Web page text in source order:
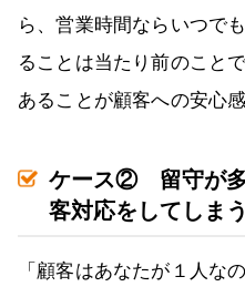
ら、営業時間ならいつで
ることは当たり前のこと
あることが顧客への安心
ケース② 留守が多
客対応をしてしまう
「顧客はあなたが１人な